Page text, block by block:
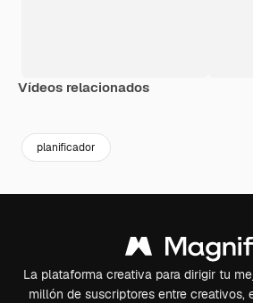
Vídeos relacionados
planificador
La plataforma creativa para dirigir tu
millón de suscriptores entre creativos,